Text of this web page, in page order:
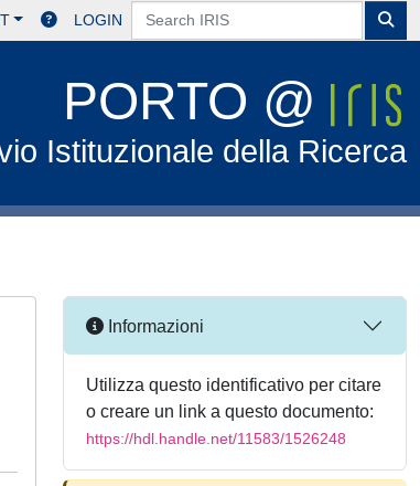
LOGIN
PORTO @
Istituzionale della Ricerca
Informazioni
Utilizza questo identificativo per citare
o creare un link a questo documento:
https://hdl.handle.net/11583/1526248